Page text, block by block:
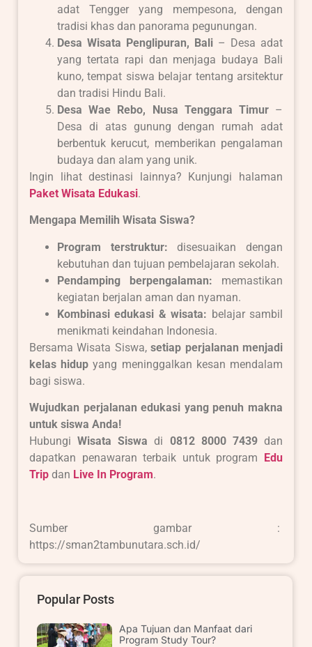
adat Tengger yang mempesona, dengan
tradisi khas dan panorama pegunungan.
Desa Wisata Penglipuran, Bali – Desa adat
yang tertata rapi dan menjaga budaya Bali
kuno, tempat siswa belajar tentang arsitektur
dan tradisi Hindu Bali.
Desa Wae Rebo, Nusa Tenggara Timur–
Desa di atas gunung dengan rumah adat
berbentuk kerucut, memberikan pengalaman
budaya dan alam yang unik.
Ingin lihat destinasi lainnya? Kunjungi halaman
Paket Wisata Edukasi.
Mengapa Memilih Wisata Siswa?
Program terstruktur: disesuaikan dengan
kebutuhan dan tujuan pembelajaran sekolah.
Pendamping berpengalaman: memastikan
kegiatan berjalan aman dan nyaman.
Kombinasi edukasi & wisata: belajar sambil
menikmati keindahan Indonesia.
Bersama Wisata Siswa,setiap perjalanan menjadi
kelas hidup yang meninggalkan kesan mendalam
bagi siswa.
Wujudkan perjalanan edukasi yang penuh makna
untuk siswa Anda!
HubungiWisata Siswa di 0812 8000 7439dan
dapatkan penawaran terbaik untuk program Edu
Trip dan Live In Program.
Sumber gambar :
https://sman2tambunutara.sch.id/
Popular Posts
Apa Tujuan dan Manfaat dari
Program Study Tour?